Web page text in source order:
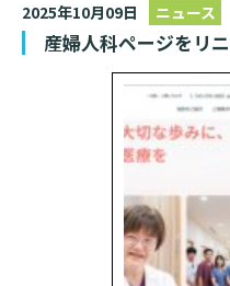
2025年10月09日 ニュース
産婦人科ページをリ